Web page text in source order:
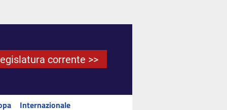
corrente >>
Internazionale